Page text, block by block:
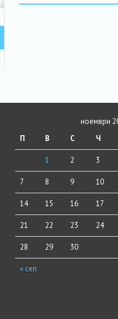
ноември
П
В С Ч
« сеп
1 2 3
7 8 9 10
14 15 16 17
21 22 23 24
28 29 30